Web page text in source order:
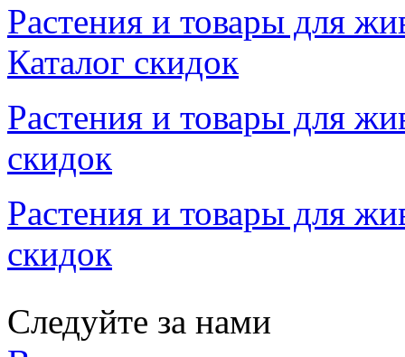
Растения и товары для
Каталог скидок
Растения и товары для
скидок
Растения и товары для
скидок
Следуйте за нами